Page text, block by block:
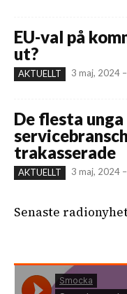
EU-val på
ut?
AKTUELLT 3 maj, 2024
De flesta
trakasserade
AKTUELLT 3 maj, 2024
Senaste